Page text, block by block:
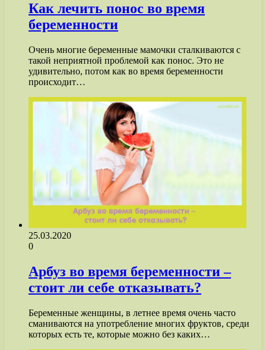
Как лечить понос во время
беременности
Очень многие беременные мамочки сталкиваются с
такой неприятной проблемой как понос. Это не
удивительно, потом как во время беременности
происходит…
25.03.2020
0
Арбуз во время беременности –
стоит ли себе отказывать?
Беременные женщины, в летнее время очень часто
сманиваются на употребление многих фруктов, среди
которых есть те, которые можно без каких…